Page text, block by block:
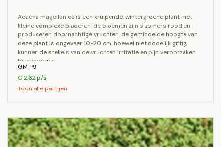
acaena magellanica is een kruipende, wintergroene plant met
kleine complexe bladeren. de bloemen zijn s zomers rood en
produceren doornachtige vruchten. de gemiddelde hoogte van
deze plant is ongeveer 10-20 cm. hoewel niet dodelijk giftig,
kunnen de stekels van de vruchten irritatie en pijn veroorzaken
bij aanraking.
GM P9
€ 2,62 p/s
Toon alle partijen